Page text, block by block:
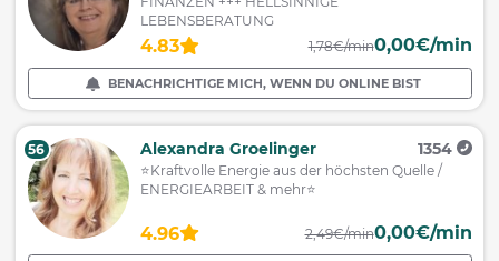
LEBENSBERATUNG
4.83 1,78€/min0,00€/min
BENACHRICHTIGE MICH, WENN DU ONLINE BIST
56 Alexandra Groelinger 1354
⭐️Kraftvolle Energie aus der höchsten Quelle /
ENERGIEARBEIT & mehr⭐️
4.96 2,49€/min0,00€/min